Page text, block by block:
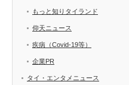
もっと知りタイランド
仰天ニュース
疾病（Covid-19等）
企業PR
タイ・エンタメニュース